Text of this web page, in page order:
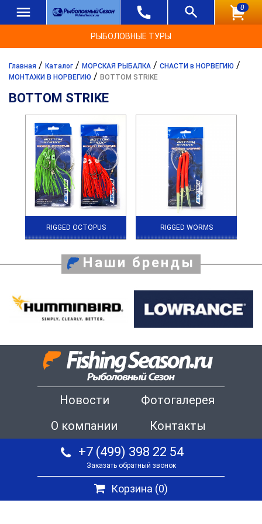
0
РЫБОЛОВНЫЕ ТУРЫ
Главная / Каталог / МОРСКАЯ РЫБАЛКА / СНАСТИ в НОРВЕГИЮ /
МОНТАЖИ В НОРВЕГИЮ / BOTTOM STRIKE
BOTTOM STRIKE
RIGGED OCTOPUS RIGGED WORMS
Наши бренды
Новости
Фотогалерея
О компании
Контакты
+7 (499) 398 22 54
Заказать обратный звонок
Корзина (0)